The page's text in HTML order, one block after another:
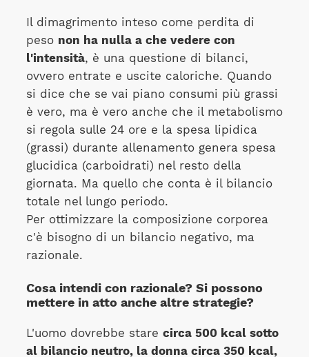
Il dimagrimento inteso come perdita di
peso non ha nulla a che vedere con
l'intensità, è una questione di bilanci,
ovvero entrate e uscite caloriche. Quando
si dice che se vai piano consumi più grassi
è vero, ma è vero anche che il metabolismo
si regola sulle 24 ore e la spesa lipidica
(grassi) durante allenamento genera spesa
glucidica (carboidrati) nel resto della
giornata. Ma quello che conta è il bilancio
totale nel lungo periodo.
Per ottimizzare la composizione corporea
c'è bisogno di un bilancio negativo, ma
razionale.
Cosa intendi con razionale? Si possono
mettere in atto anche altre strategie?
L'uomo dovrebbe stare circa 500 kcal sotto
al bilancio neutro, la donna circa 350 kcal,